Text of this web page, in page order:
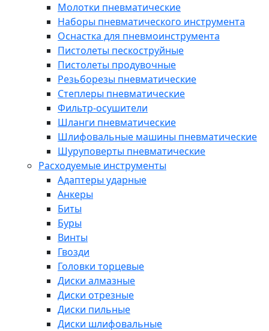
Молотки пневматические
Наборы пневматического инструмента
Оснастка для пневмоинструмента
Пистолеты пескоструйные
Пистолеты продувочные
Резьборезы пневматические
Степлеры пневматические
Фильтр-осушители
Шланги пневматические
Шлифовальные машины пневматические
Шуруповерты пневматические
Расходуемые инструменты
Адаптеры ударные
Анкеры
Биты
Буры
Винты
Гвозди
Головки торцевые
Диски алмазные
Диски отрезные
Диски пильные
Диски шлифовальные